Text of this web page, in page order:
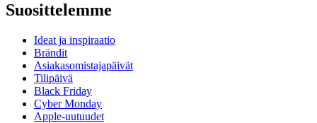
Suosittelemme
Ideat ja inspiraatio
Brändit
Asiakasomistajapäivät
Tilipäivä
Black Friday
Cyber Monday
Apple-uutuudet